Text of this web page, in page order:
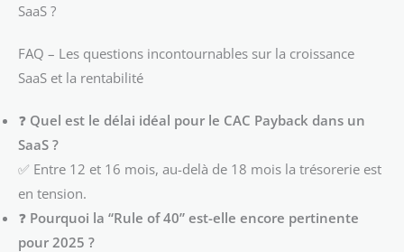
SaaS ?
FAQ – Les questions incontournables sur la croissance
SaaS et la rentabilité
❓ Quel est le délai idéal pour le CAC Payback dans un
SaaS ?
✅ Entre 12 et 16 mois, au-delà de 18 mois la trésorerie est
en tension.
❓ Pourquoi la “Rule of 40” est-elle encore pertinente
pour 2025 ?